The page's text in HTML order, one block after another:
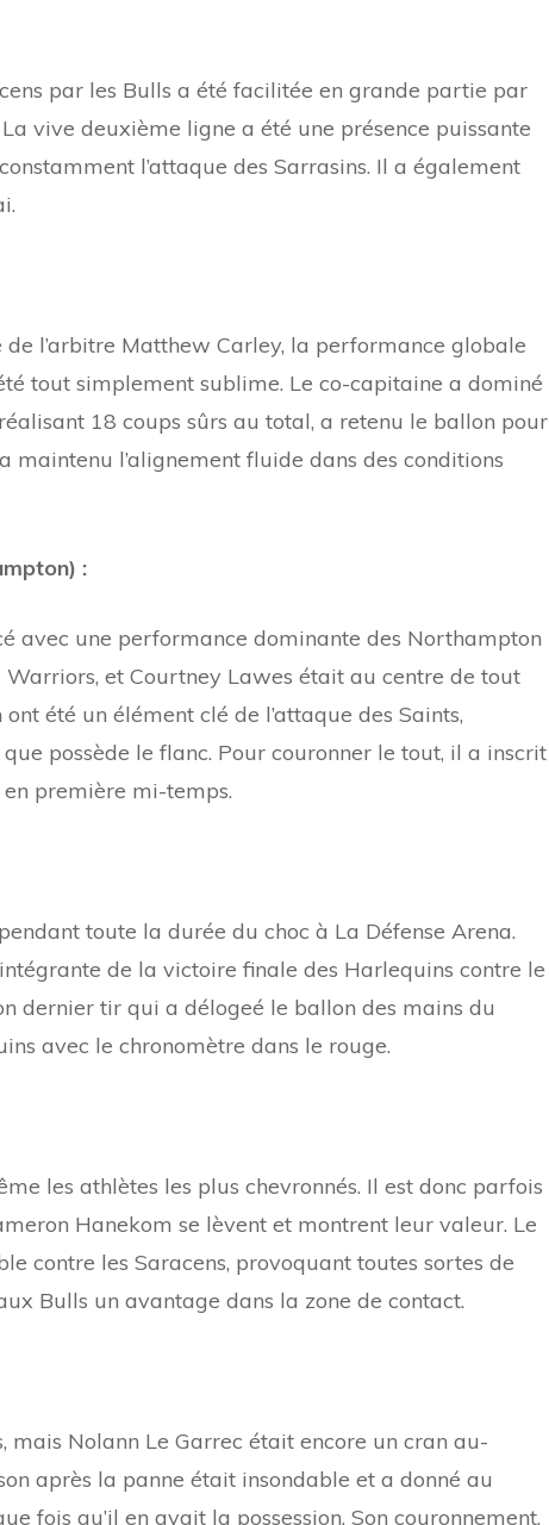
par les Bulls a été facilitée en grande partie par
vive deuxième ligne a été une présence puissante
l’attaque des Sarrasins. Il a également
l’arbitre Matthew Carley, la performance globale
tout simplement sublime. Le co-capitaine a dominé
18 coups sûrs au total, a retenu le ballon pour
maintenu l’alignement fluide dans des conditions
:
avec une performance dominante des Northampton
et Courtney Lawes était au centre de tout
été un élément clé de l’attaque des Saints,
possède le flanc. Pour couronner le tout, il a inscrit
première mi-temps.
toute la durée du choc à La Défense Arena.
de la victoire finale des Harlequins contre le
dernier tir qui a délogeé le ballon des mains du
avec le chronomètre dans le rouge.
les athlètes les plus chevronnés. Il est donc parfois
Hanekom se lèvent et montrent leur valeur. Le
contre les Saracens, provoquant toutes sortes de
Bulls un avantage dans la zone de contact.
Nolann Le Garrec était encore un cran au-
après la panne était insondable et a donné au
fois qu’il en avait la possession. Son couronnement,